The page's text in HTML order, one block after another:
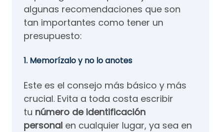
algunas recomendaciones que son
tan importantes como tener un
presupuesto:
1. Memorízalo y no lo anotes
Este es el consejo más básico y más
crucial. Evita a toda costa escribir
tu número de identificación
personal en cualquier lugar, ya sea en